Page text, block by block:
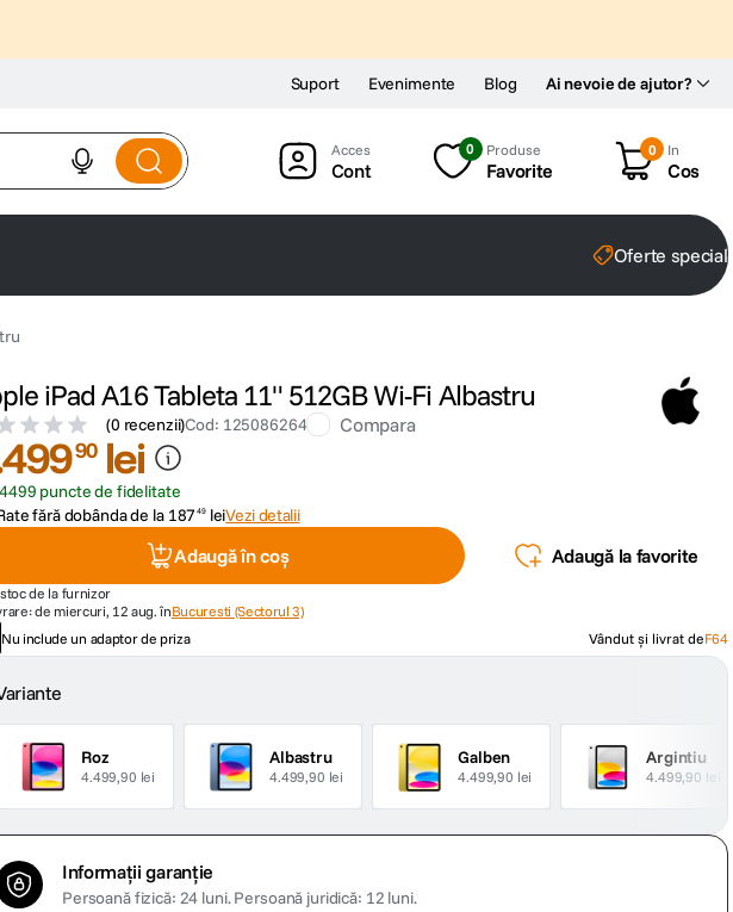
Ai nevoie de ajutor?
Suport Evenimente Blog
Cont
0 Produse
Favorite
0 In
Cos
Oferte
iPad A16 Tableta 11" 512GB Wi-Fi Albastru
(0 recenzii)Cod: 125086264 Compara
49990 lei
4499 puncte de fidelitate
fără dobânda de la 187 49 leiVezi detalii
Adaugă în coș Adaugă la favorite
de la furnizor
de miercuri, 12 aug. înBucuresti (Sectorul 3)
Nu include un adaptor de priza
Vândut și livrat deF64
Roz
4.499,90 lei
Albastru
4.499,90 lei
Galben
4.499,90 lei
Argintiu
4.499,90 lei
Informații garanție
Persoană fizică: 24 luni.Persoană juridică: 12 luni.